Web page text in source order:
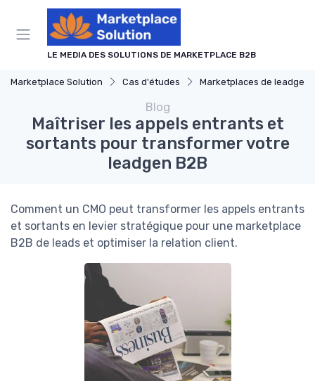
LE MEDIA DES SOLUTIONS DE MARKETPLACE B2B
Marketplace Solution Cas d'études Marketplaces de leadgen
Blog
Maîtriser les appels entrants et
sortants pour transformer votre
leadgen B2B
Comment un CMO peut transformer les appels entrants
et sortants en levier stratégique pour une marketplace
B2B de leads et optimiser la relation client.
Panneau de gestion des cookies